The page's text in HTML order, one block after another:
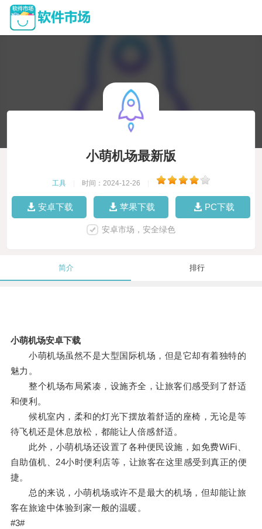
小萌机场最新版
工具 时间：2024-12-26
安卓下载 苹果下载 PC下载
安卓市场，安全绿色
简介 排行
小萌机场安卓下载
小萌机场虽然不是大型国际机场，但是它却有着独特的
魅力。
整个机场布局紧凑，设施齐全，让旅客们感受到了舒适
和便利。
候机室内，柔和的灯光下摆放着舒适的座椅，无论是等
待飞机还是休息放松，都能让人倍感舒适。
此外，小萌机场还设置了各种便民设施，如免费WiFi、
自助值机、24小时便利店等，让旅客在这里感受到真正的便
捷。
总的来说，小萌机场或许不是最大的机场，但却能让旅
客在旅途中体验到家一般的温暖。
#3#